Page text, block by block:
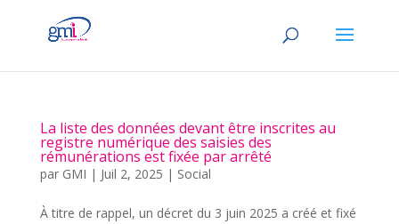
La liste des données devant être inscrites au
registre numérique des saisies des
rémunérations est fixée par arrêté
par GMI | Juil 2, 2025 | Social
À titre de rappel, un décret du 3 juin 2025 a créé et fixé